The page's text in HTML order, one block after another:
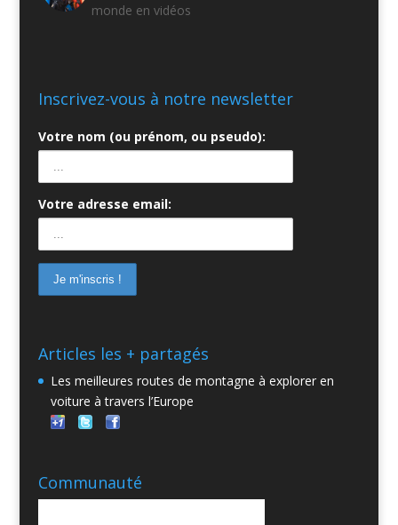
monde en vidéos
Inscrivez-vous à notre newsletter
Votre nom (ou prénom, ou pseudo):
Votre adresse email:
Articles les + partagés
Les meilleures routes de montagne à explorer en
voiture à travers l’Europe
Communauté